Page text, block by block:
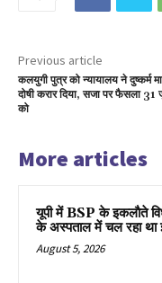
Previous article
कलयुगी पुत्र को न्यायालय ने दुष्कर्म
दोषी करार दिया, सजा पर फैसला 31
को
More articles
यूपी में BSP के इकलाैते
के अस्पताल में चल रहा था
August 5, 2026